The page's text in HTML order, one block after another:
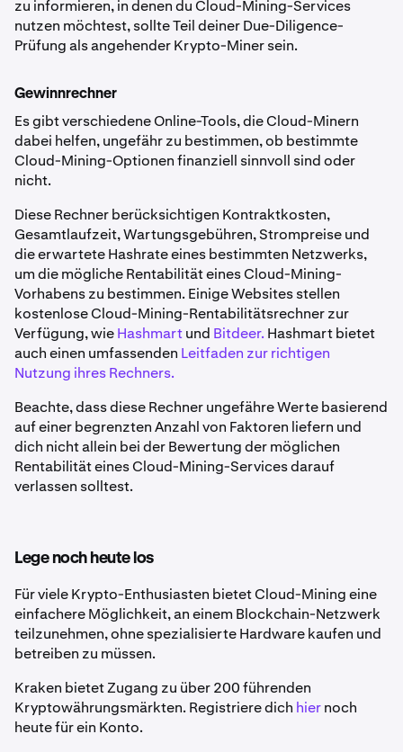
zu informieren, in denen du Cloud-Mining-Services
nutzen möchtest, sollte Teil deiner Due-Diligence-
Prüfung als angehender Krypto-Miner sein.
Gewinnrechner
Es gibt verschiedene Online-Tools, die Cloud-Minern
dabei helfen, ungefähr zu bestimmen, ob bestimmte
Cloud-Mining-Optionen finanziell sinnvoll sind oder
nicht.
Diese Rechner berücksichtigen Kontraktkosten,
Gesamtlaufzeit, Wartungsgebühren, Strompreise und
die erwartete Hashrate eines bestimmten Netzwerks,
um die mögliche Rentabilität eines Cloud-Mining-
Vorhabens zu bestimmen. Einige Websites stellen
kostenlose Cloud-Mining-Rentabilitätsrechner zur
Verfügung, wieHashmartund Bitdeer. Hashmart bietet
auch einen umfassenden Leitfaden zur richtigen
Nutzung ihres Rechners.
Beachte, dass diese Rechner ungefähre Werte basierend
auf einer begrenzten Anzahl von Faktoren liefern und
dich nicht allein bei der Bewertung der möglichen
Rentabilität eines Cloud-Mining-Services darauf
verlassen solltest.
Lege noch heute los
Für viele Krypto-Enthusiasten bietet Cloud-Mining eine
einfachere Möglichkeit, an einem Blockchain-Netzwerk
teilzunehmen, ohne spezialisierte Hardware kaufen und
betreiben zu müssen.
Kraken bietet Zugang zu über 200 führenden
Kryptowährungsmärkten. Registriere dich hiernoch
heute für ein Konto.